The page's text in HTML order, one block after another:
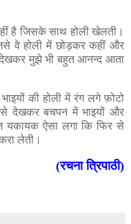
है जिसके साथ होली खेलती।
वे होली में छोड़कर कहीं और
मुझे भी बहुत आनन्द आता
की होली में रंग लगे फ़ोटो
देखकर बचपन में भाइयों और
यकायक ऐसा लगा कि फिर से
लेती।
(रचना त्रिपाठी)